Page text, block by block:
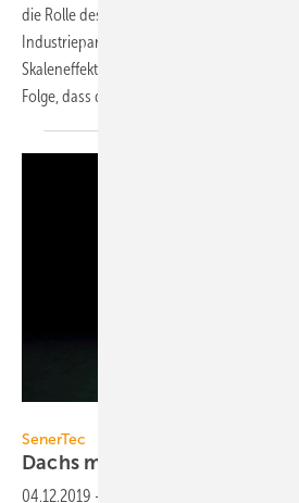
die Rolle des System-Integrators
Industriepartner, um die Serienfertigung
Skaleneffekte in deutlich kürzerer Zeit zu
Folge, dass die Aktivitäten der Hexis AG
SenerTec
Dachs mit
04.12.2019 -